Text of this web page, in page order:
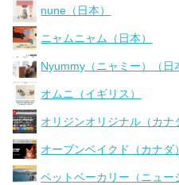
nune（日本）
ニャムニャム（日本）
Nyummy（ニャミー）（日
オムニ（イギリス）
オリジンオリジナル（カナ
オーブンベイクド（カナダ）
ペットベーカリー（ニュー